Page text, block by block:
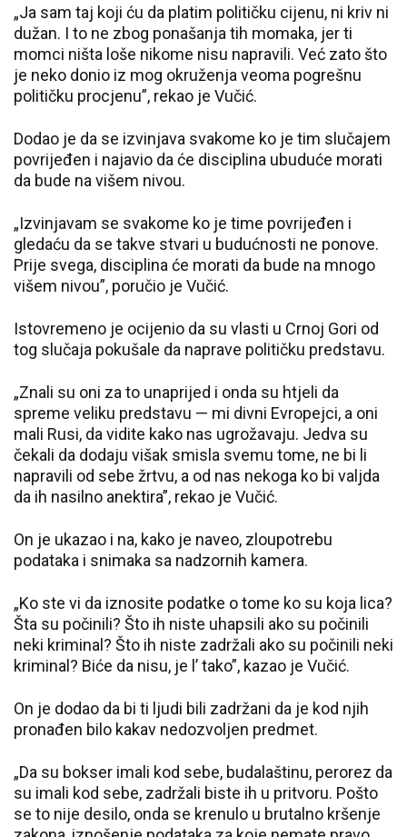
„Ja sam taj koji ću da platim političku cijenu, ni kriv ni
dužan. I to ne zbog ponašanja tih momaka, jer ti
momci ništa loše nikome nisu napravili. Već zato što
je neko donio iz mog okruženja veoma pogrešnu
političku procjenu”, rekao je Vučić.
Dodao je da se izvinjava svakome ko je tim slučajem
povrijeđen i najavio da će disciplina ubuduće morati
da bude na višem nivou.
„Izvinjavam se svakome ko je time povrijeđen i
gledaću da se takve stvari u budućnosti ne ponove.
Prije svega, disciplina će morati da bude na mnogo
višem nivou”, poručio je Vučić.
Istovremeno je ocijenio da su vlasti u Crnoj Gori od
tog slučaja pokušale da naprave političku predstavu.
„Znali su oni za to unaprijed i onda su htjeli da
spreme veliku predstavu — mi divni Evropejci, a oni
mali Rusi, da vidite kako nas ugrožavaju. Jedva su
čekali da dodaju višak smisla svemu tome, ne bi li
napravili od sebe žrtvu, a od nas nekoga ko bi valjda
da ih nasilno anektira”, rekao je Vučić.
On je ukazao i na, kako je naveo, zloupotrebu
podataka i snimaka sa nadzornih kamera.
„Ko ste vi da iznosite podatke o tome ko su koja lica?
Šta su počinili? Što ih niste uhapsili ako su počinili
neki kriminal? Što ih niste zadržali ako su počinili neki
kriminal? Biće da nisu, je l’ tako”, kazao je Vučić.
On je dodao da bi ti ljudi bili zadržani da je kod njih
pronađen bilo kakav nedozvoljen predmet.
„Da su bokser imali kod sebe, budalaštinu, perorez da
su imali kod sebe, zadržali biste ih u pritvoru. Pošto
se to nije desilo, onda se krenulo u brutalno kršenje